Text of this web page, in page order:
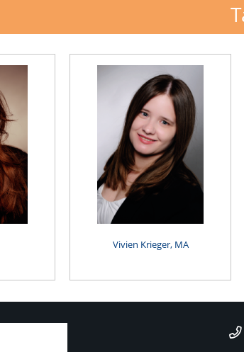
Vivien Krieger, MA